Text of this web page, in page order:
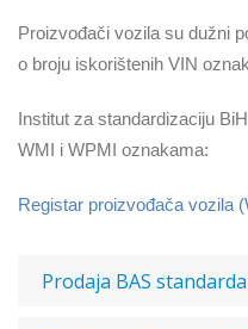
Proizvođači vozila su dužni
o broju iskorištenih VIN
Institut za standardizaciju
WMI i WPMI oznakama:
Registar proizvođača vozila
Prodaja BAS standarda